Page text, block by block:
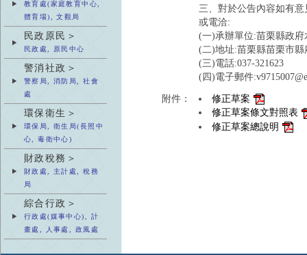
教育處(家庭教育中心,
體育場), 文觀局
民政原民＞
民政處, 原民中心
警消社政＞
警察局, 消防局, 社會
處
環保衛生＞
環保局, 衛生局(長照中
心, 毒衛中心)
財政稅務＞
財政處, 主計處, 稅務
局
綜合行政＞
行政處(媒事中心), 計
畫處, 人事處, 政風處
三、對於公告內容如有
或電洽:
(一)承辦單位:苗栗縣政
(二)地址:苗栗縣苗栗市縣
(三)電話:037-321623
(四)電子郵件
附件：
修正草案
修正草案條文對照表
修正草案總說明